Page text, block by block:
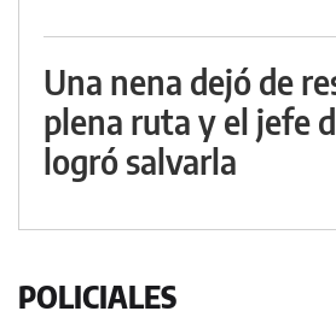
Una nena dejó de
plena ruta y el jefe
logró salvarla
POLICIALES